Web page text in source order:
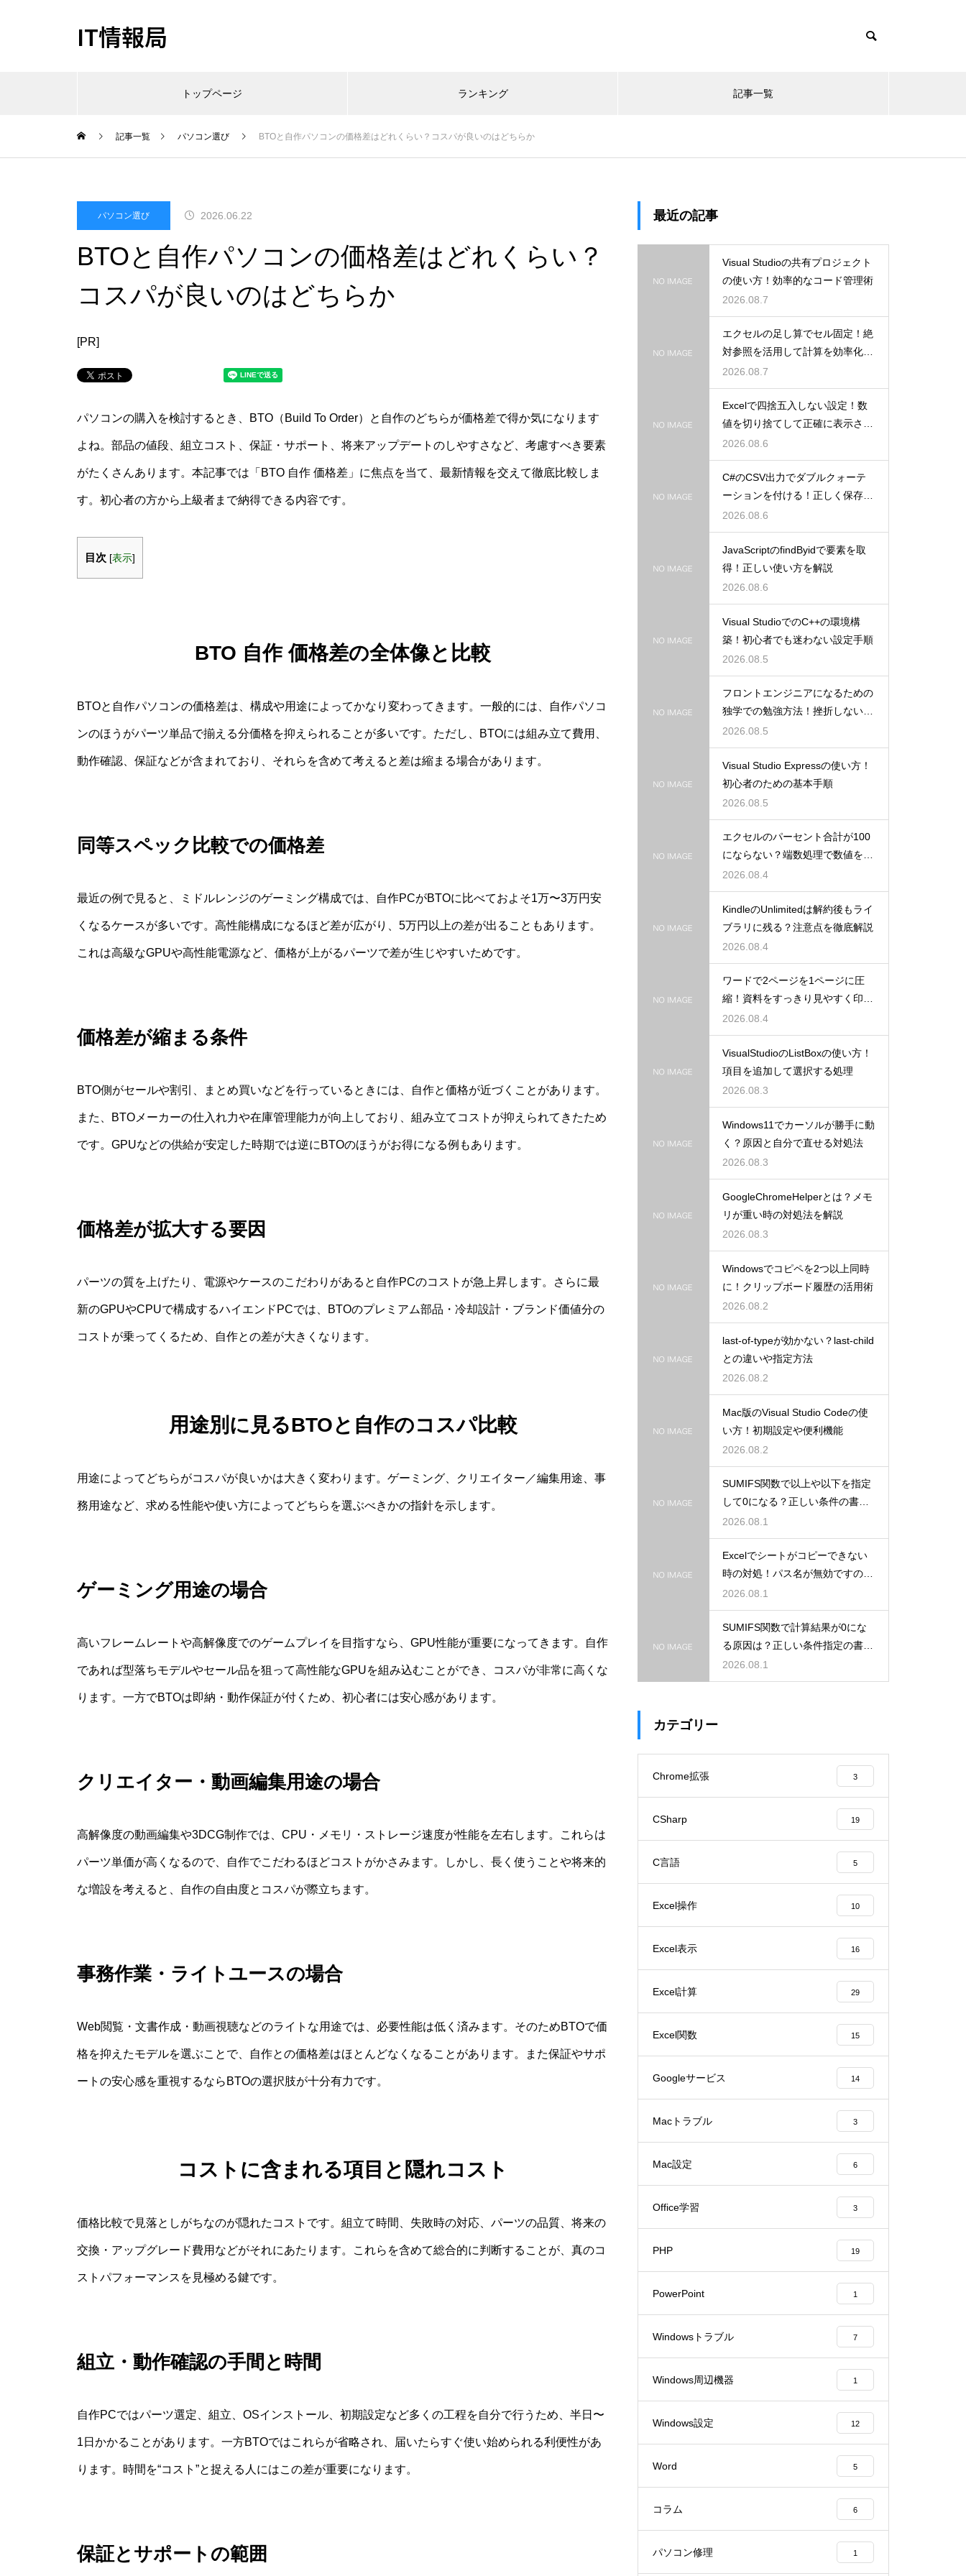
IT情報局
トップページ ランキング 記事一覧
記事一覧 パソコン選び BTOと自作パソコンの価格差はどれくらい？コスパが良いのはどちらか
パソコン選び 2026.06.22
BTOと自作パソコンの価格差はどれくらい？
コスパが良いのはどちらか
[PR]
パソコンの購入を検討するとき、BTO（Build To Order）と自作のどちらが価格差で得か気になります
よね。部品の値段、組立コスト、保証・サポート、将来アップデートのしやすさなど、考慮すべき要素
がたくさんあります。本記事では「BTO 自作 価格差」に焦点を当て、最新情報を交えて徹底比較しま
す。初心者の方から上級者まで納得できる内容です。
目次 [表示]
BTO 自作 価格差の全体像と比較
BTOと自作パソコンの価格差は、構成や用途によってかなり変わってきます。一般的には、自作パソコ
ンのほうがパーツ単品で揃える分価格を抑えられることが多いです。ただし、BTOには組み立て費用、
動作確認、保証などが含まれており、それらを含めて考えると差は縮まる場合があります。
同等スペック比較での価格差
最近の例で見ると、ミドルレンジのゲーミング構成では、自作PCがBTOに比べておよそ1万〜3万円安
くなるケースが多いです。高性能構成になるほど差が広がり、5万円以上の差が出ることもあります。
これは高級なGPUや高性能電源など、価格が上がるパーツで差が生じやすいためです。
価格差が縮まる条件
BTO側がセールや割引、まとめ買いなどを行っているときには、自作と価格が近づくことがあります。
また、BTOメーカーの仕入れ力や在庫管理能力が向上しており、組み立てコストが抑えられてきたため
です。GPUなどの供給が安定した時期では逆にBTOのほうがお得になる例もあります。
価格差が拡大する要因
パーツの質を上げたり、電源やケースのこだわりがあると自作PCのコストが急上昇します。さらに最
新のGPUやCPUで構成するハイエンドPCでは、BTOのプレミアム部品・冷却設計・ブランド価値分の
コストが乗ってくるため、自作との差が大きくなります。
用途別に見るBTOと自作のコスパ比較
用途によってどちらがコスパが良いかは大きく変わります。ゲーミング、クリエイター／編集用途、事
務用途など、求める性能や使い方によってどちらを選ぶべきかの指針を示します。
ゲーミング用途の場合
高いフレームレートや高解像度でのゲームプレイを目指すなら、GPU性能が重要になってきます。自作
であれば型落ちモデルやセール品を狙って高性能なGPUを組み込むことができ、コスパが非常に高くな
ります。一方でBTOは即納・動作保証が付くため、初心者には安心感があります。
クリエイター・動画編集用途の場合
高解像度の動画編集や3DCG制作では、CPU・メモリ・ストレージ速度が性能を左右します。これらは
パーツ単価が高くなるので、自作でこだわるほどコストがかさみます。しかし、長く使うことや将来的
な増設を考えると、自作の自由度とコスパが際立ちます。
事務作業・ライトユースの場合
Web閲覧・文書作成・動画視聴などのライトな用途では、必要性能は低く済みます。そのためBTOで価
格を抑えたモデルを選ぶことで、自作との価格差はほとんどなくなることがあります。また保証やサポ
ートの安心感を重視するならBTOの選択肢が十分有力です。
コストに含まれる項目と隠れコスト
価格比較で見落としがちなのが隠れたコストです。組立て時間、失敗時の対応、パーツの品質、将来の
交換・アップグレード費用などがそれにあたります。これらを含めて総合的に判断することが、真のコ
ストパフォーマンスを見極める鍵です。
組立・動作確認の手間と時間
自作PCではパーツ選定、組立、OSインストール、初期設定など多くの工程を自分で行うため、半日〜
1日かかることがあります。一方BTOではこれらが省略され、届いたらすぐ使い始められる利便性があ
ります。時間を“コスト”と捉える人にはこの差が重要になります。
保証とサポートの範囲
最近の記事
Visual Studioの共有プロジェクト
の使い方！効率的なコード管理術
2026.08.7
エクセルの足し算でセル固定！絶
対参照を活用して計算を効率化し
よう
2026.08.7
Excelで四捨五入しない設定！数
値を切り捨てして正確に表示させ
るコツ
2026.08.6
C#のCSV出力でダブルクォーテ
ーションを付ける！正しく保存す
るコツ
2026.08.6
JavaScriptのfindByidで要素を取
得！正しい使い方を解説
2026.08.6
Visual StudioでのC++の環境構
築！初心者でも迷わない設定手順
2026.08.5
フロントエンジニアになるための
独学での勉強方法！挫折しない学
習計画
2026.08.5
Visual Studio Expressの使い方！
初心者のための基本手順
2026.08.5
エクセルのパーセント合計が100
にならない？端数処理で数値を合
わせる技
2026.08.4
KindleのUnlimitedは解約後もライ
ブラリに残る？注意点を徹底解説
2026.08.4
ワードで2ページを1ページに圧
縮！資料をすっきり見やすく印刷
する設定
2026.08.4
VisualStudioのListBoxの使い方！
項目を追加して選択する処理
2026.08.3
Windows11でカーソルが勝手に動
く？原因と自分で直せる対処法
2026.08.3
GoogleChromeHelperとは？メモ
リが重い時の対処法を解説
2026.08.3
Windowsでコピペを2つ以上同時
に！クリップボード履歴の活用術
2026.08.2
last-of-typeが効かない？last-child
との違いや指定方法
2026.08.2
Mac版のVisual Studio Codeの使
い方！初期設定や便利機能
2026.08.2
SUMIFS関数で以上や以下を指定
して0になる？正しい条件の書き
方
2026.08.1
Excelでシートがコピーできない
時の対処！パス名が無効ですのエ
ラー
2026.08.1
SUMIFS関数で計算結果が0にな
る原因は？正しい条件指定の書き
方
2026.08.1
カテゴリー
Chrome拡張 3
CSharp 19
C言語 5
Excel操作 10
Excel表示 16
Excel計算 29
Excel関数 15
Googleサービス 14
Macトラブル 3
Mac設定 6
Office学習 3
PHP 19
PowerPoint 1
Windowsトラブル 7
Windows周辺機器 1
Windows設定 12
Word 5
コラム 6
パソコン修理 1